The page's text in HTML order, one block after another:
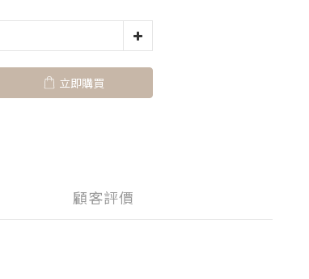
立即購買
顧客評價